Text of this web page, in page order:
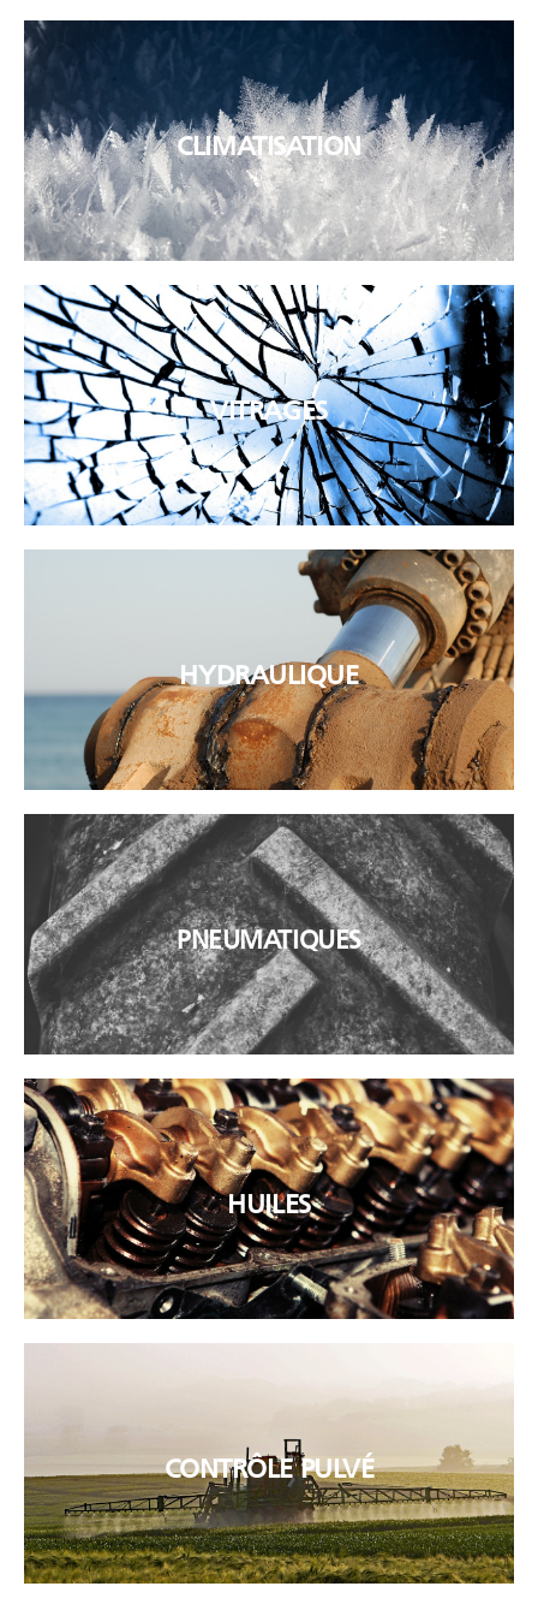
CLIMATISATION
Remplacement et entretien
VOIR
VITRAGES
Remplacement et entretien
VOIR
HYDRAULIQUE
Remplacement et entretien
VOIR
PNEUMATIQUES
Remplacement et entretien
VOIR
HUILES
VOIR
CONTRÔLE PULVÉ
VOIR